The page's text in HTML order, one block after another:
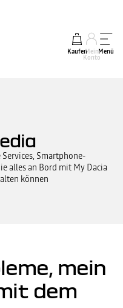
KaufenMein
Konto
Menü
Smartphone-
alles an Bord mit My Dacia
können
mein
dem